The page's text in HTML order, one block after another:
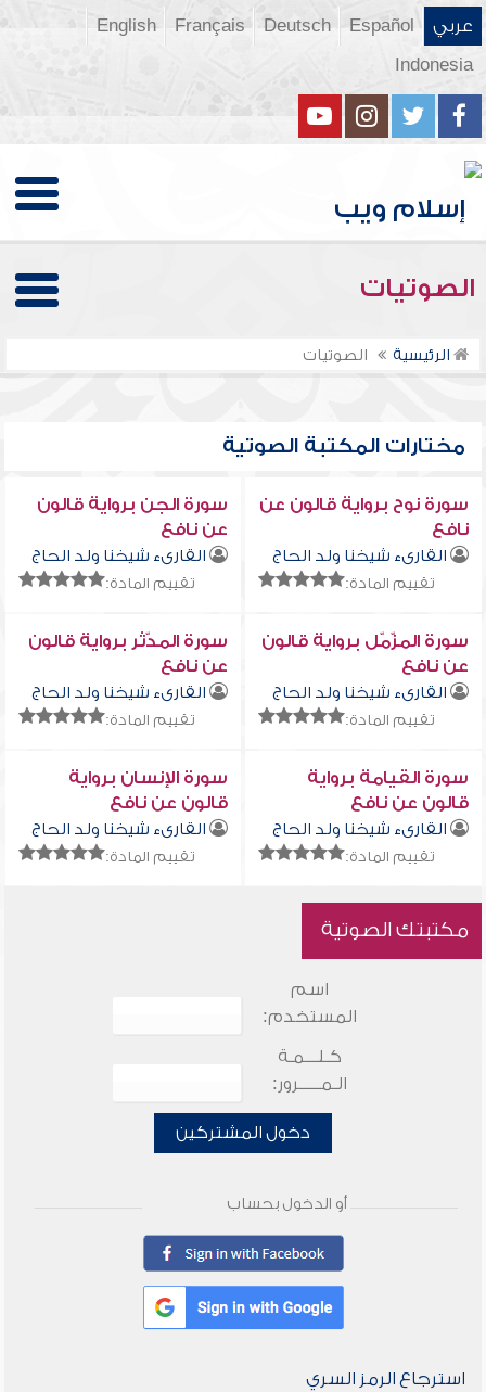
عربي Español
Deutsch
Français
English
Indonesia
الصوتيات
الرئيسية الصوتيات
مختارات المكتبة الصوتية
سورة نوح برواية قالون عن
نافع
القارىء شيخنا ولد الحاج
تقييم المادة:
سورة الجن برواية قالون
عن نافع
القارىء شيخنا ولد الحاج
تقييم المادة:
سورة المزّمّل برواية قالون
عن نافع
القارىء شيخنا ولد الحاج
تقييم المادة:
سورة المدّثر برواية قالون
عن نافع
القارىء شيخنا ولد الحاج
تقييم المادة:
سورة القيامة برواية
قالون عن نافع
القارىء شيخنا ولد الحاج
تقييم المادة:
سورة الإنسان برواية
قالون عن نافع
القارىء شيخنا ولد الحاج
تقييم المادة:
مكتبتك الصوتية
اسم
المستخدم:
كـلـــمـة
الـمـــــرور:
دخول المشتركين
أو الدخول بحساب
استرجاع الرمز السري